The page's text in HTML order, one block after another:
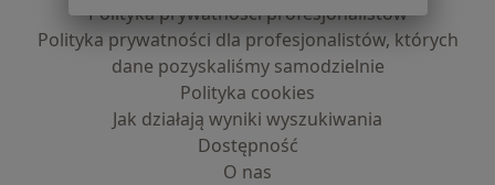
Polityka prywatności profesjonalistów
Polityka prywatności dla profesjonalistów, których
dane pozyskaliśmy samodzielnie
Polityka cookies
Jak działają wyniki wyszukiwania
Dostępność
O nas